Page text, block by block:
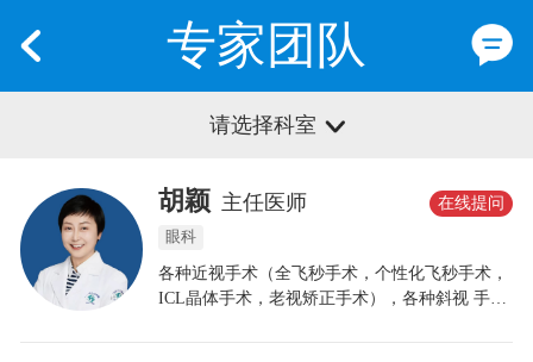
专家团队
请选择科室
胡颖 主任医师
眼科
各种近视手术（全飞秒手术，个性化飞秒手术，
ICL晶体手术，老视矫正手术），各种斜视 手
光发育档案的筛查和检查工作，并获 得上海市近
在线提问